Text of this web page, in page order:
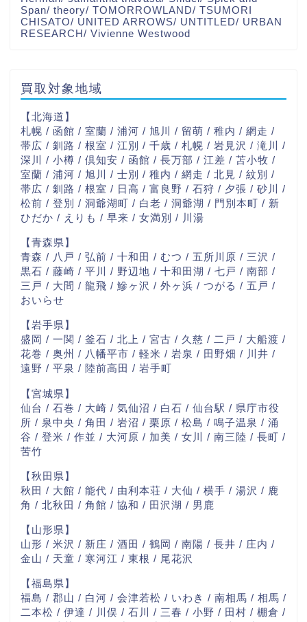
Span/ theory/ TOMORROWLAND/ TSUMORI
CHISATO/ UNITED ARROWS/ UNTITLED/ URBAN
RESEARCH/ Vivienne Westwood
買取対象地域
【北海道】
札幌 / 函館 / 室蘭 / 浦河 / 旭川 / 留萌 / 稚内 / 網走 /
帯広 / 釧路 / 根室 / 江別 / 千歳 / 札幌 / 岩見沢 / 滝川 /
深川 / 小樽 / 倶知安 / 函館 / 長万部 / 江差 / 苫小牧 /
室蘭 / 浦河 / 旭川 / 士別 / 稚内 / 網走 / 北見 / 紋別 /
帯広 / 釧路 / 根室 / 日高 / 富良野 / 石狩 / 夕張 / 砂川 /
松前 / 登別 / 洞爺湖町 / 白老 / 洞爺湖 / 門別本町 / 新
ひだか / えりも / 早来 / 女満別 / 川湯
【青森県】
青森 / 八戸 / 弘前 / 十和田 / むつ / 五所川原 / 三沢 /
黒石 / 藤崎 / 平川 / 野辺地 / 十和田湖 / 七戸 / 南部 /
三戸 / 大間 / 龍飛 / 鰺ヶ沢 / 外ヶ浜 / つがる / 五戸 /
おいらせ
【岩手県】
盛岡 / 一関 / 釜石 / 北上 / 宮古 / 久慈 / 二戸 / 大船渡 /
花巻 / 奥州 / 八幡平市 / 軽米 / 岩泉 / 田野畑 / 川井 /
遠野 / 平泉 / 陸前高田 / 岩手町
【宮城県】
仙台 / 石巻 / 大崎 / 気仙沼 / 白石 / 仙台駅 / 県庁市役
所 / 泉中央 / 角田 / 岩沼 / 栗原 / 松島 / 鳴子温泉 / 涌
谷 / 登米 / 作並 / 大河原 / 加美 / 女川 / 南三陸 / 長町 /
苦竹
【秋田県】
秋田 / 大館 / 能代 / 由利本荘 / 大仙 / 横手 / 湯沢 / 鹿
角 / 北秋田 / 角館 / 協和 / 田沢湖 / 男鹿
【山形県】
山形 / 米沢 / 新庄 / 酒田 / 鶴岡 / 南陽 / 長井 / 庄内 /
金山 / 天童 / 寒河江 / 東根 / 尾花沢
【福島県】
福島 / 郡山 / 白河 / 会津若松 / いわき / 南相馬 / 相馬 /
二本松 / 伊達 / 川俣 / 石川 / 三春 / 小野 / 田村 / 棚倉 /